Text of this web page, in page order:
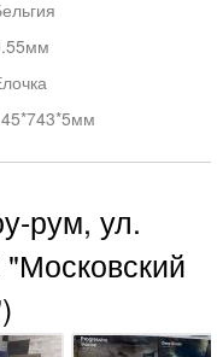
рум, ул.